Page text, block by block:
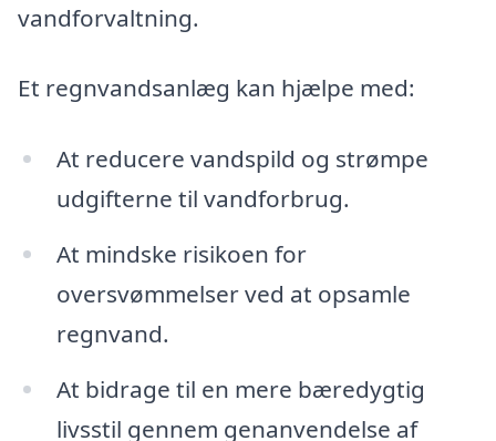
vandforvaltning.
Et regnvandsanlæg kan hjælpe med:
At reducere vandspild og strømpe
udgifterne til vandforbrug.
At mindske risikoen for
oversvømmelser ved at opsamle
regnvand.
At bidrage til en mere bæredygtig
livsstil gennem genanvendelse af